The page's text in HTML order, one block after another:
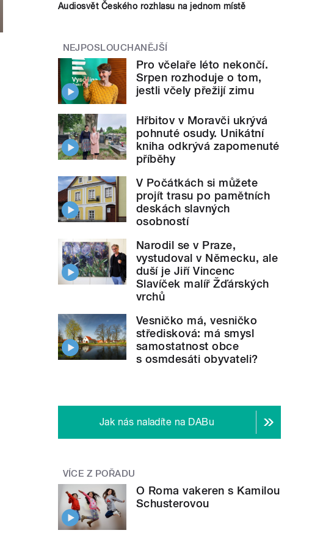
Audiosvět Českého rozhlasu na jednom místě
NEJPOSLOUCHANĚJŠÍ
Pro včelaře léto nekončí.
Srpen rozhoduje o tom,
jestli včely přežijí zimu
Hřbitov v Moravči ukrývá
pohnuté osudy. Unikátní
kniha odkrývá zapomenuté
příběhy
V Počátkách si můžete
projít trasu po pamětních
deskách slavných
osobností
Narodil se v Praze,
vystudoval v Německu, ale
duší je Jiří Vincenc
Slavíček malíř Žďárských
vrchů
Vesničko má, vesničko
středisková: má smysl
samostatnost obce
s osmdesáti obyvateli?
Jak nás naladíte na DABu
VÍCE Z POŘADU
O Roma vakeren s Kamilou
Schusterovou